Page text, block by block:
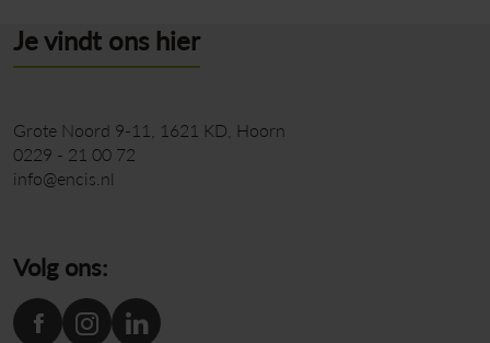
Je vindt ons hier
Grote Noord 9-11 1621 KD Hoorn
0229 - 21 00 72
info@encis.nl
Volg ons: